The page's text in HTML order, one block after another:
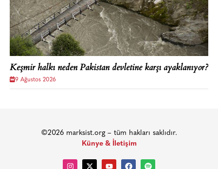
Keşmir halkı neden Pakistan devletine karşı ayaklanıyor?
9 Ağustos 2026
©2026 marksist.org – tüm hakları saklıdır.
Künye & İletişim